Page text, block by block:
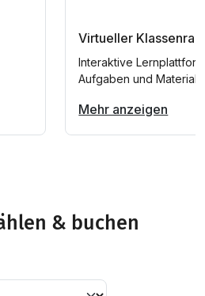
Virtueller
Interaktive
Aufgaben und
Mehr anzeigen
& buchen